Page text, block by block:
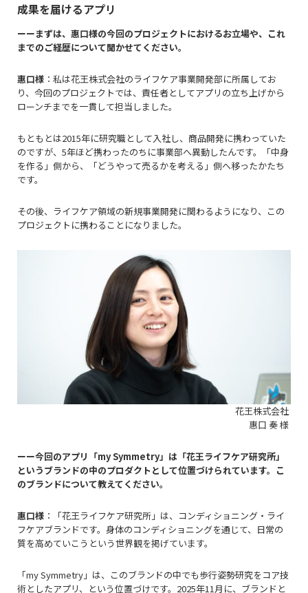
成果を届けるアプリ
ーーまずは、惠口様の今回のプロジェクトにおけるお立場や、これ
までのご経歴について聞かせてください。
惠口様 ：私は花王株式会社のライフケア事業開発部に所属してお
り、今回のプロジェクトでは、責任者としてアプリの立ち上げから
ローンチまでを一貫して担当しました。
もともとは2015年に研究職として入社し、商品開発に携わっていた
のですが、 5年ほど携わったのちに事業部へ異動したんです。「中身
を作る」側から、「どうやって売るかを考える」側へ移ったかたち
です。
その後、ライフケア領域の新規事業開発に関わるようになり、この
プロジェクトに携わることになりました。
花王株式会社
惠口 奏様
ーー今回のアプリ「my Symmetry」は「花王ライフケア研究所」
というブランドの中のプロダクトとして位置づけられています。こ
のブランドについて教えてください。
惠口様 ：「花王ライフケア研究所」は、コンディショニング・ライ
フケアブランドです。身体のコンディショニングを通じて、日常の
質を高めていこうという世界観を掲げています。
「my Symmetry 」は、このブランドの中でも歩行姿勢研究をコア技
術としたアプリ、という位置づけです。 2025年11月に、ブランドと